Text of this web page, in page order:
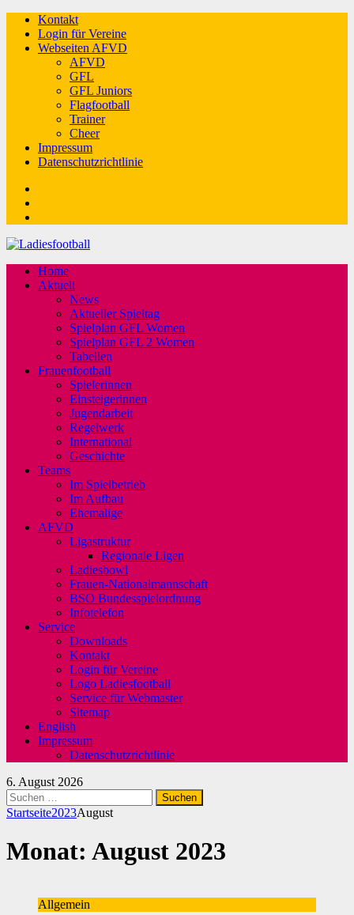
Kontakt
Login für Vereine
Webseiten AFVD
AFVD
GFL
GFL Juniors
Flagfootball
Trainer
Cheer
Impressum
Datenschutzrichtlinie
Home
Aktuell
News
Aktueller Spieltag
Spielplan GFL Women
Spielplan GFL 2 Women
Tabellen
Frauenfootball
Spielerinnen
Einsteigerinnen
Jugendarbeit
Regelwerk
International
Geschichte
Teams
Im Spielbetrieb
Im Aufbau
Ehemalige
AFVD
Ligastruktur
Regionale Ligen
Ladiesbowl
Frauen-Nationalmannschaft
BSO Bundesspielordnung
Infotelefon
Service
Downloads
Kontakt
Login für Vereine
Logo Ladiesfootball
Service für Webmaster
Sitemap
English
Impressum
Datenschutzrichtlinie
6. August 2026
Suchen
nach:
Startseite2023August
Monat: August 2023
Allgemein